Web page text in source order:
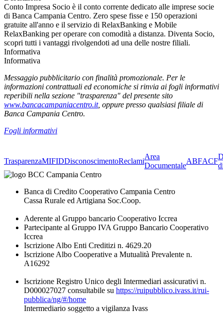
Conto Impresa Socio è il conto corrente dedicato alle imprese socie
di Banca Campania Centro. Zero spese fisse e 150 operazioni
gratuite all'anno e il servizio di RelaxBanking e Mobile
RelaxBanking per operare con comodità a distanza. Diventa Socio,
scopri tutti i vantaggi rivolgendoti ad una delle nostre filiali.
Informativa
Informativa
Messaggio pubblicitario con finalità promozionale. Per le
informazioni contrattuali ed economiche si rinvia ai fogli informativi
reperibili nella sezione "trasparenza" del presente sito
www.bancacampaniacentro.it, oppure presso qualsiasi filiale di
Banca Campania Centro.
Fogli informativi
TrasparenzaMIFIDDisconoscimentoReclami
Area
Documentale
ABFACF
Banca di Credito Cooperativo Campania Centro
Cassa Rurale ed Artigiana Soc.Coop.
Aderente al Gruppo bancario Cooperativo Iccrea
Partecipante al Gruppo IVA Gruppo Bancario Cooperativo
Iccrea
Iscrizione Albo Enti Creditizi n. 4629.20
Iscrizione Albo Cooperative a Mutualità Prevalente n.
A16292
Iscrizione Registro Unico degli Intermediari assicurativi n.
D000027027 consultabile su https://ruipubblico.ivass.it/rui-
pubblica/ng/#/home
Intermediario soggetto a vigilanza Ivass